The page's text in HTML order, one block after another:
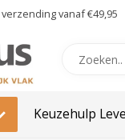
verzending vanaf €49,95
Keuzehulp